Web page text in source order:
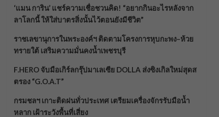
‘แมน การิน’ แชร์ความเชื่อชวนคิด! “อยากกินอะไรหลังจาก
ลาโลกนี้ ให้ใส่บาตรสิ่งนั้นไว้ตอนยังมีชีวิต”
ราชเลขานุการในพระองค์ฯ ติดตามโครงการหุบกะพง–ห้วย
ทรายใต้ เสริมความมั่นคงน้ำเพชรบุรี
F.HERO จับมือเกิร์ลกรุ๊ปมาเลเซีย DOLLA ส่งซิงเกิลใหม่สุดส
ตรอง “G.O.A.T”
กรมชลฯ เกาะติดฝนทั่วประเทศ เตรียมเครื่องจักรรับมือน้ำ
หลาก เฝ้าระวังพื้นที่เสี่ยง